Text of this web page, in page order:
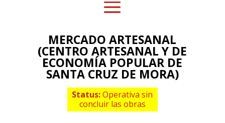
MERCADO ARTESANAL
(CENTRO ARTESANAL Y DE
ECONOMÍA POPULAR DE
SANTA CRUZ DE MORA)
Status:Operativa sin
concluir las obras